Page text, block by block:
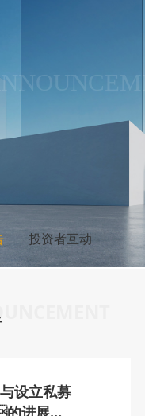
投资者互动
设立私募
进展公